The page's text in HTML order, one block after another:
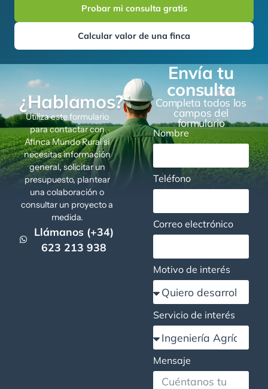
Probar mi consulta gratis
Calcular valor de una finca
¿Hablamos?
Utiliza este formulario
para contactar con
Afinca Mundo Rural si
necesitas información
general, solicitar un
presupuesto, plantear
una colaboración o
consultar un proyecto a
medida.
Llámanos (+34)
623 213 938
Envía tu
consulta
Completa todos los
campos del
formulario
Nombre
Teléfono
Correo electrónico
Motivo de interés
Servicio de interés
Mensaje